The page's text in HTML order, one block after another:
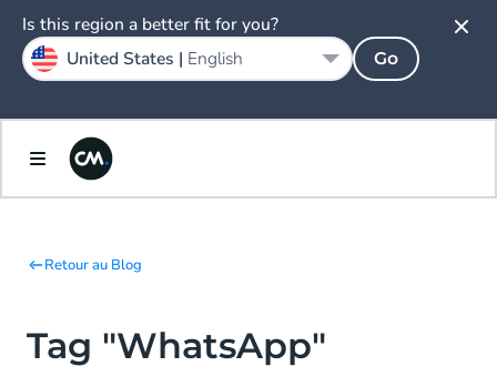
Retour au Blog
Tag "WhatsApp"
Is this region a better fit for you?
United States | English Go